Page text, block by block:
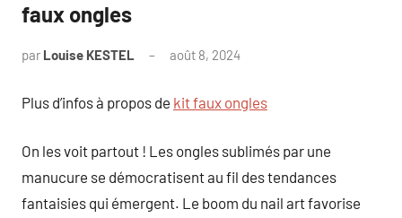
faux ongles
par Louise KESTEL août 8, 2024
Plus d’infos à propos de kit faux ongles
On les voit partout ! Les ongles sublimés par une
manucure se démocratisent au fil des tendances
fantaisies qui émergent. Le boom du nail art favorise